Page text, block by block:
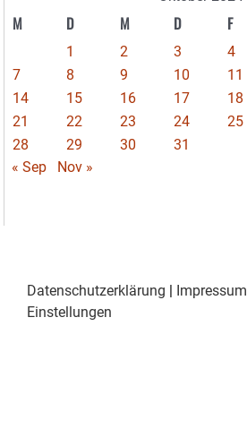
M D M D F
1 2 3 4
7
8 9 10 11
14
15 16 17 18
21
22 23 24 25
28
29 30
31
« Sep
Nov »
Datenschutzerklärung Impressum
Einstellungen